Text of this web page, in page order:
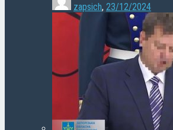
zapsich, 23/12/2024